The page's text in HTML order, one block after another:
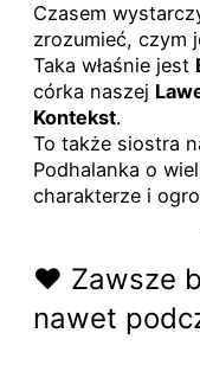
Czasem
zrozumieć, czym
Taka właśnie jest
córka naszej
Kontekst.
To także siostra
Podhalanka o
charakterze i
❤️ Zawsze
nawet